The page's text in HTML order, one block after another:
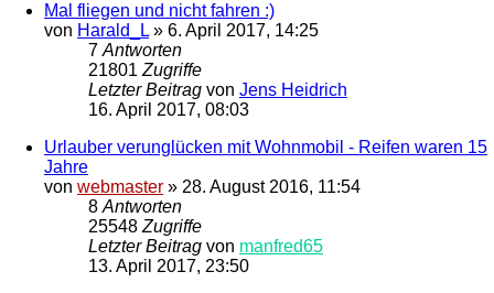
Mal fliegen und nicht fahren :)
von Harald_L » 6. April 2017, 14:25
7 Antworten
21801 Zugriffe
Letzter Beitrag von Jens Heidrich
16. April 2017, 08:03
Urlauber verunglücken mit Wohnmobil - Reifen waren 15
Jahre
von webmaster » 28. August 2016, 11:54
8 Antworten
25548 Zugriffe
Letzter Beitrag von manfred65
13. April 2017, 23:50